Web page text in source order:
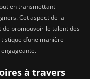
en transmettant
Cet aspect de la
promouvoir le talent des
d’une manière
à travers